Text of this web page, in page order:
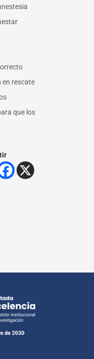
en rescate
que los